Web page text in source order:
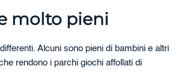
molto pieni
Alcuni sono pieni di bambini e altri
rendono i parchi giochi affollati di